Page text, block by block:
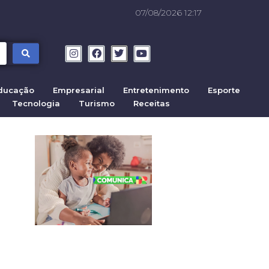
07/08/2026 12:17
Empresarial Entretenimento
Esporte
Tecnologia Turismo Receitas